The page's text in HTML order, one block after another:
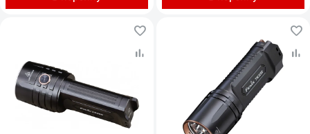
аккумулятор 18650